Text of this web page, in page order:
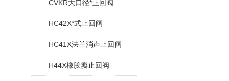
CVKR大口径*止回阀
HC42X*式止回阀
HC41X法兰消声止回阀
H44X橡胶瓣止回阀